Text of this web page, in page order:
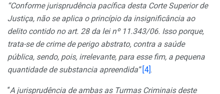
“Conforme jurisprudência pacífica desta Corte Superior de
Justiça, não se aplica o princípio da insignificância ao
delito contido no art. 28 da lei nº 11.343/06. Isso porque,
trata-se de crime de perigo abstrato, contra a saúde
pública, sendo, pois, irrelevante, para esse fim, a pequena
quantidade de substancia apreendida” [4] .
“A jurisprudência de ambas as Turmas Criminais deste